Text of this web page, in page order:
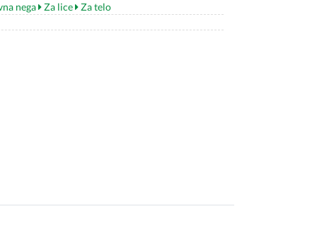
nega Za lice
Za telo